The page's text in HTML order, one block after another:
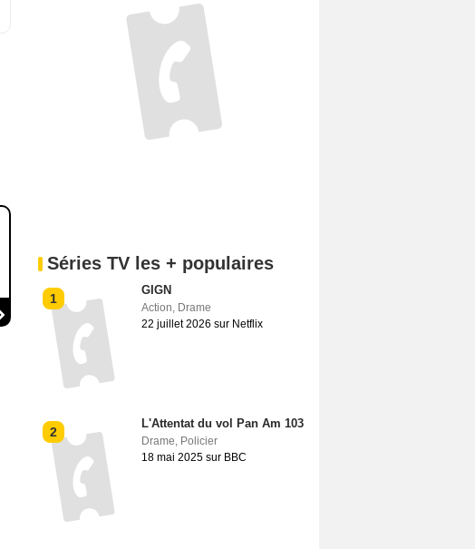
Séries TV les + populaires
1
GIGN
Action, Drame
22 juillet 2026 sur Netflix
2
L'Attentat du vol Pan Am 103
Drame, Policier
18 mai 2025 sur BBC